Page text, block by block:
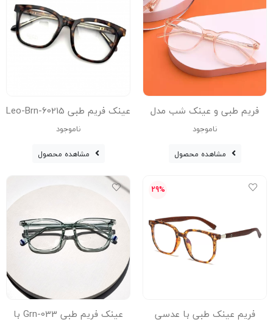
فریم طبی و عینک شب مدل
Rge-001-Bge
ناموجود
مشاهده محصول
عینک فریم طبی 60215-Leo-Brn
عینک زنانه, عینک مردانه
ناموجود
مشاهده محصول
29%
فریم عینک طبی با عدسی
عینک فریم طبی 033-Grn با